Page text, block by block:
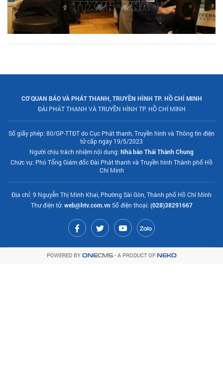
CƠ QUAN BÁO VÀ PHÁT THANH, TRUYỀN HÌNH TP. HỒ CHÍ MINH
ĐÀI PHÁT THANH VÀ TRUYỀN HÌNH TP. HỒ CHÍ MINH
Số giấy phép: 80/GP-TTĐT do Cục Phát thanh, Truyền hình và Thông tin điện
tử cấp ngày 19/5/2023
Người chịu trách nhiệm nội dung: Nhà báo Thái Thành Chung
Chức vụ: Phó Tổng Giám đốc Đài Phát thanh và Truyền hình Thành phố Hồ
Chí Minh
Địa chỉ: 9 Nguyễn Thị Minh Khai, Phường Sài Gòn, Thành phố Hồ Chí Minh
Thư điện tử: web@htv.com.vnSố điện thoại: (028)38291667
POWERED BY ONECMS- A PRODUCT OF NEKO